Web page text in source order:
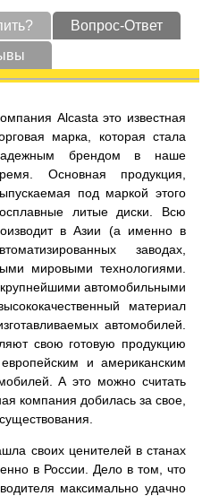
Вопрос-Ответ
Alcasta это известная
марка, которая стала
брендом в наше
Основная продукция,
под маркой этого
литые диски. Всю
в Азии (а именно в
заводах,
мировыми технологиями.
автомобильными
материал
автомобилей.
свою готовую продукцию
и американским
А это можно считать
компания добилась за свое,
своих ценителей в станах
в России. Дело в том, что
максимально удачно